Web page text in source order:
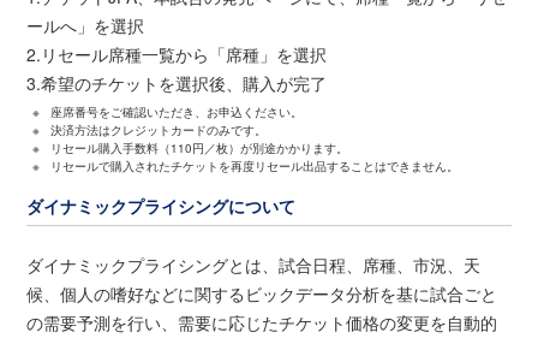
ールへ」を選択
2.リセール席種一覧から「席種」を選択
3.希望のチケットを選択後、購入が完了
※
座席番号をご確認いただき、お申込ください。
※
決済方法はクレジットカードのみです。
※
リセール購入手数料（110円／枚）が別途かかります。
※
リセールで購入されたチケットを再度リセール出品することはできません。
ダイナミックプライシングについて
ダイナミックプライシングとは、試合日程、席種、市況、天
候、個人の嗜好などに関するビックデータ分析を基に試合ごと
の需要予測を行い、需要に応じたチケット価格の変更を自動的